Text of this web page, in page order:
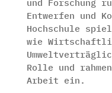
und Forschung
Entwerfen und
Hochschule
wie
Rolle und
Arbeit ein.